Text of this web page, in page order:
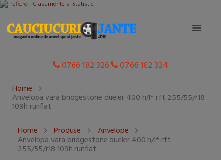
0766 182 326 0766 182 324
Home
Anvelopa vara bridgestone dueler 400 h/l* rft 255/55/r18
109h runflat
Home
Produse Anvelope
Anvelopa vara bridgestone dueler 400 h/l* rft
255/55/r18 109h runflat